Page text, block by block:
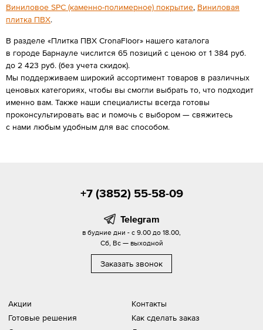
Виниловое SPC (каменно-полимерное) покрытие, Виниловая
плитка ПВХ.
В разделе «Плитка ПВХ CronaFloor» нашего каталога
в городе Барнауле числится 65 позиций с ценою от 1 384 руб.
до 2 423 руб. (без учета скидок).
Мы поддерживаем широкий ассортимент товаров в различных
ценовых категориях, чтобы вы смогли выбрать то, что подходит
именно вам. Также наши специалисты всегда готовы
проконсультировать вас и помочь с выбором — свяжитесь
с нами любым удобным для вас способом.
Акции
Готовые решения
Контакты
Как сделать заказ
+7 (3852) 55-58-09
Telegram
в будние дни - с 9.00 до 18.00,
Сб, Вс — выходной
Заказать звонок